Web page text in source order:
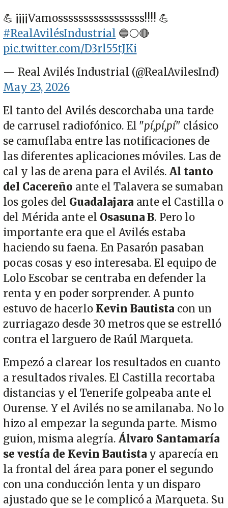
💪 ¡¡¡¡Vamosssssssssssssssss!!!! 💪
#RealAvilésIndustrial 🔵⚪🔴
pic.twitter.com/D3rl55tJKi
— Real Avilés Industrial (@RealAvilesInd)
May 23, 2026
El tanto del Avilés descorchaba una tarde
de carrusel radiofónico. El "pí,pí,pí" clásico
se camuflaba entre las notificaciones de
las diferentes aplicaciones móviles. Las de
cal y las de arena para el Avilés.Al tanto
del Cacereño ante el Talavera se sumaban
los goles del Guadalajara ante el Castilla o
del Mérida ante el Osasuna B. Pero lo
importante era que el Avilés estaba
haciendo su faena. En Pasarón pasaban
pocas cosas y eso interesaba. El equipo de
Lolo Escobar se centraba en defender la
renta y en poder sorprender. A punto
estuvo de hacerlo Kevin Bautista con un
zurriagazo desde 30 metros que se estrelló
contra el larguero de Raúl Marqueta.
Empezó a clarear los resultados en cuanto
a resultados rivales. El Castilla recortaba
distancias y el Tenerife golpeaba ante el
Ourense. Y el Avilés no se amilanaba. No lo
hizo al empezar la segunda parte. Mismo
guion, misma alegría. Álvaro Santamaría
se vestía de Kevin Bautista y aparecía en
la frontal del área para poner el segundo
con una conducción lenta y un disparo
ajustado que se le complicó a Marqueta. Su